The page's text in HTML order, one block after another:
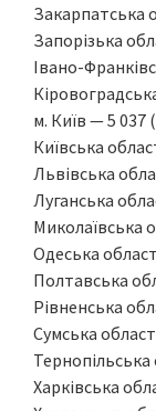
Закарпатська
Запорізька
Івано-
м. Київ — 5 037
Київська
Львівська
Луганська
Миколаївська
Одеська
Полтавська
Рівненська
Сумська
Харківська